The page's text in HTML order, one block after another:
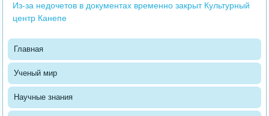
Из-за недочетов в документах временно закрыт Культурный
центр Канепе
Главная
Ученый мир
Научные знания